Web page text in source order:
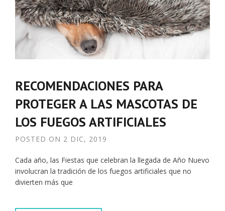
RECOMENDACIONES PARA
PROTEGER A LAS MASCOTAS DE
LOS FUEGOS ARTIFICIALES
POSTED ON 2 DIC, 2019
Cada año, las Fiestas que celebran la llegada de Año Nuevo
involucran la tradición de los fuegos artificiales que no
divierten más que